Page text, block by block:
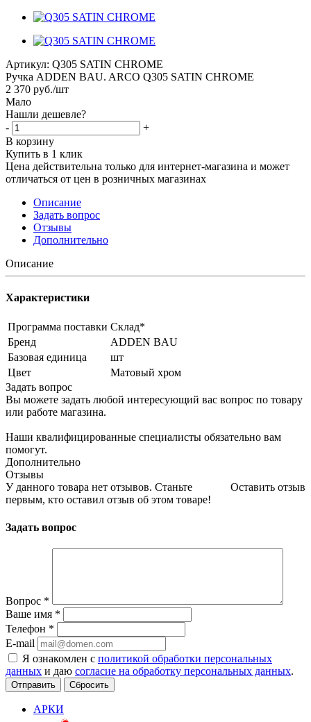
Артикул: Q305 SATIN CHROME
Ручка ADDEN BAU. ARCO Q305 SATIN CHROME
2 370 руб./шт
Мало
Нашли дешевле?
-
+
В корзину
Купить в 1 клик
Цена действительна только для интернет-магазина и может
отличаться от цен в розничных магазинах
Описание
Задать вопрос
Отзывы
Дополнительно
Описание
Характеристики
Программа поставки Склад*
Бренд
ADDEN BAU
Базовая единица
шт
Цвет
Матовый хром
Задать вопрос
Вы можете задать любой интересующий вас вопрос по товару
или работе магазина.
Наши квалифицированные специалисты обязательно вам
помогут.
Дополнительно
Отзывы
Оставить отзыв
У данного товара нет отзывов. Станьте
первым, кто оставил отзыв об этом товаре!
Задать вопрос
Вопрос *
Ваше имя *
Телефон *
E-mail
Я ознакомлен с политикой обработки персональных
данных и даю согласие на обработку персональных данных.
Сбросить
АРКИ